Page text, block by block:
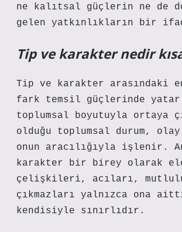
ne kalıtsal güçlerin ne de
gelen yatkınlıkların bir
Tip ve karakter nedir
Tip ve karakter arasındaki
fark temsil güçlerinde
toplumsal boyutuyla ortaya
olduğu toplumsal durum,
onun aracılığıyla işlenir.
karakter bir birey olarak
çelişkileri, acıları,
çıkmazları yalnızca ona
kendisiyle sınırlıdır.